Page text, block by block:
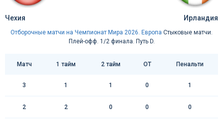
Чехия Ирландия
Отборочные матчи на Чемпионат Мира 2026. Европа Стыковые матчи.
Плей-офф. 1/2 финала. Путь D.
Матч 1 тайм 2 тайм ОТ Пенальти
3 1 1 0 1
2 2 0 0 0